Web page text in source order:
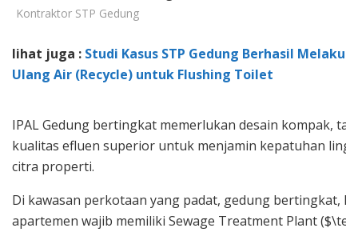
Kontraktor STP Gedung
lihat juga : Studi Kasus STP Gedung Berhasil
Ulang Air (Recycle) untuk Flushing Toilet
IPAL Gedung bertingkat memerlukan desain kompak,
kualitas efluen superior untuk menjamin kepatuhan
citra properti.
Di kawasan perkotaan yang padat, gedung bertingkat,
apartemen wajib memiliki Sewage Treatment Plant